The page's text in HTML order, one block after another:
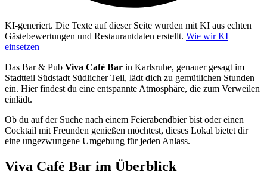
KI-generiert. Die Texte auf dieser Seite wurden mit KI aus echten
Gästebewertungen und Restaurantdaten erstellt. Wie wir KI
einsetzen
Das Bar & Pub Viva Café Bar in Karlsruhe, genauer gesagt im
Stadtteil Südstadt Südlicher Teil, lädt dich zu gemütlichen Stunden
ein. Hier findest du eine entspannte Atmosphäre, die zum Verweilen
einlädt.
Ob du auf der Suche nach einem Feierabendbier bist oder einen
Cocktail mit Freunden genießen möchtest, dieses Lokal bietet dir
eine ungezwungene Umgebung für jeden Anlass.
Viva Café Bar im Überblick